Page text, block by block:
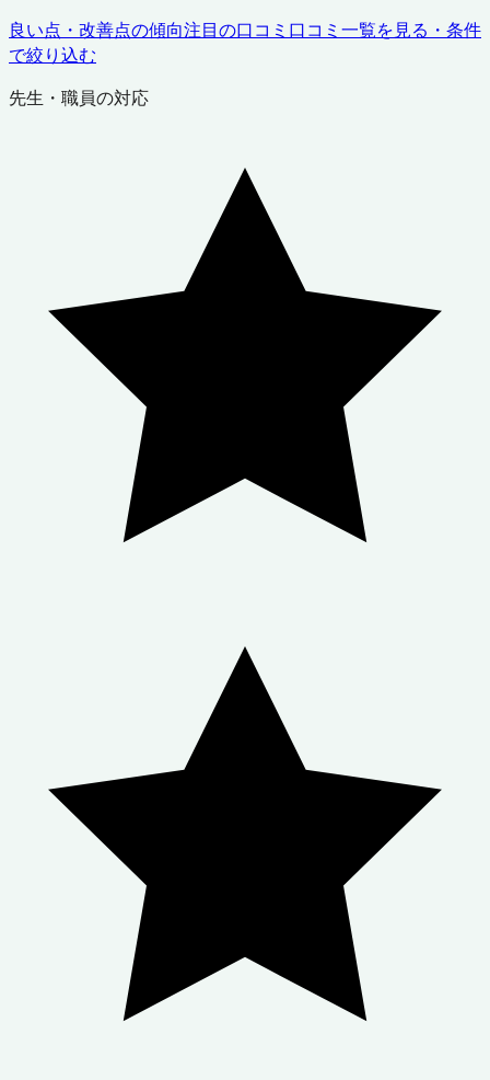
良い点・改善点の傾向注目の口コミ 口コミ一覧を見る・条件
で絞り込む
先生・職員の対応